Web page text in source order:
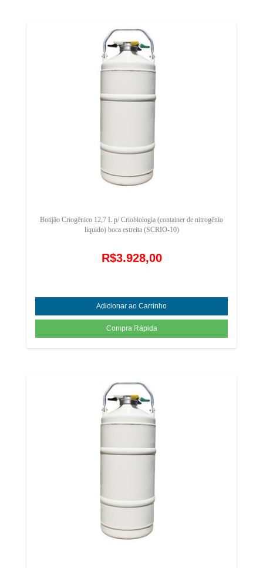
Botijão Criogênico 12,7 L p/ Criobiologia (container de nitrogênio
líquido) boca estreita (SCRIO-10)
R$3.928,00